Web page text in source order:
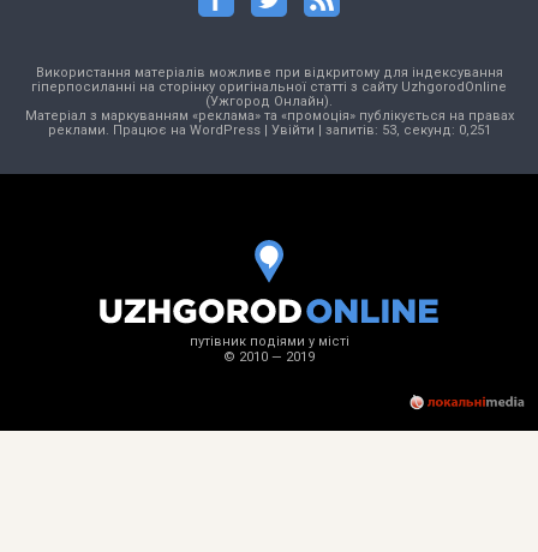
Використання матеріалів можливе при відкритому для індексування
гіперпосиланні на сторінку оригінальної статті з сайту UzhgorodOnline
(Ужгород Онлайн).
Матеріал з маркуванням «реклама» та «промоція» публікується на правах
реклами. Працює на WordPress| Увійти | запитів: 53, секунд: 0,251
путівник подіями у місті
© 2010 — 2019